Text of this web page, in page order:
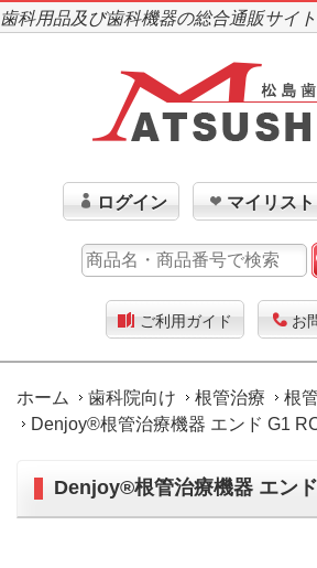
歯科用品及び歯科機器の総合通販サイト
ログイン マイリスト
ご利用ガイド お
ホーム 歯科院向け 根管治療
根
Denjoy®根管治療機器 エンド G1
Denjoy®根管治療機器 エン